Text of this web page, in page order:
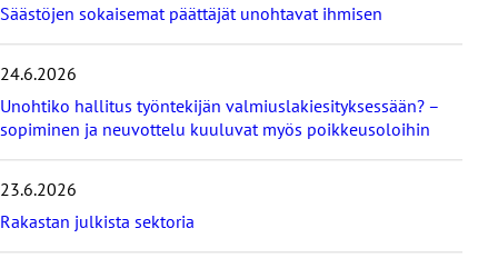
a
v
i
m
e
i
m
Säästöjen sokaisemat päättäjät unohtavat ihmisen
24.6.2026
Unohtiko hallitus työntekijän valmiuslakiesityksessään? –
sopiminen ja neuvottelu kuuluvat myös poikkeusoloihin
23.6.2026
Rakastan julkista sektoria